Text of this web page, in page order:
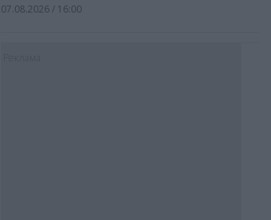
07.08.2026 / 16:00